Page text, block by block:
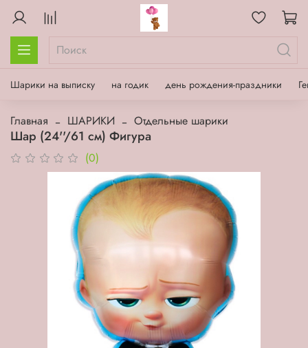
Шарики на выписку на годик день рождения-праздники
Главная ШАРИКИ Отдельные шарики
Шар (24''/61 см) Фигура
(0)